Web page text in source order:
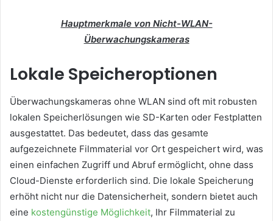
Hauptmerkmale von Nicht-WLAN-
Überwachungskameras
Lokale Speicheroptionen
Überwachungskameras ohne WLAN sind oft mit robusten
lokalen Speicherlösungen wie SD-Karten oder Festplatten
ausgestattet. Das bedeutet, dass das gesamte
aufgezeichnete Filmmaterial vor Ort gespeichert wird, was
einen einfachen Zugriff und Abruf ermöglicht, ohne dass
Cloud-Dienste erforderlich sind. Die lokale Speicherung
erhöht nicht nur die Datensicherheit, sondern bietet auch
eine kostengünstige Möglichkeit, Ihr Filmmaterial zu